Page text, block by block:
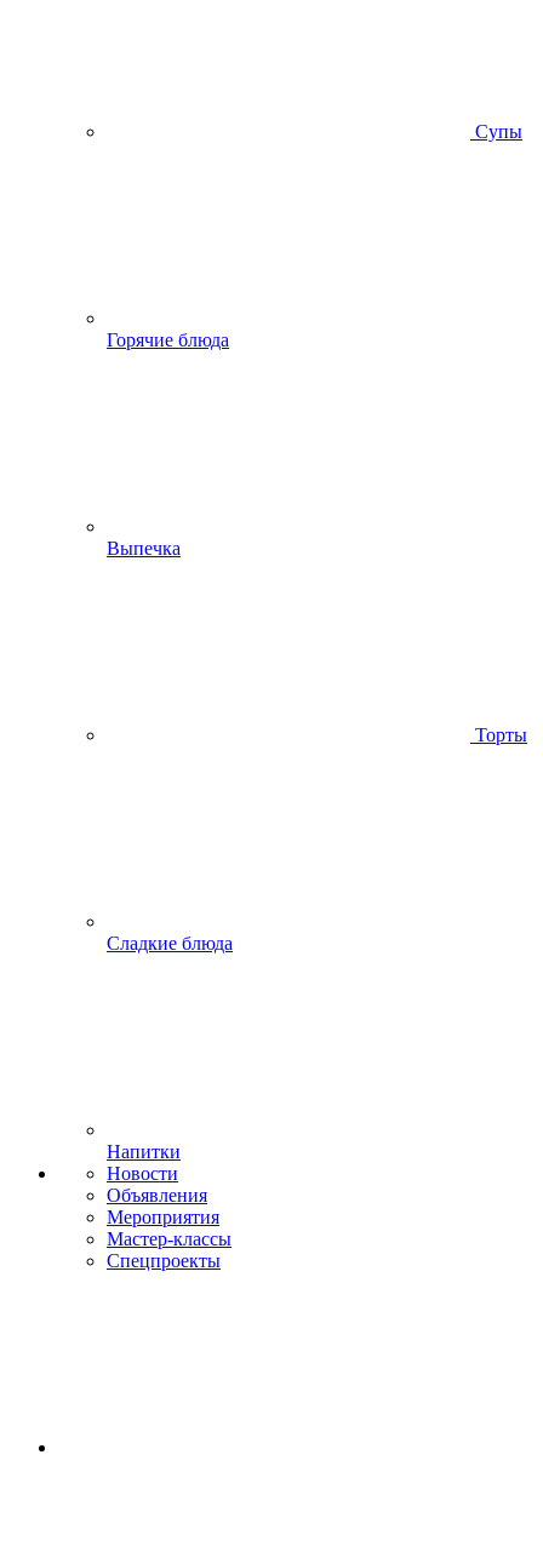
Супы
Горячие блюда
Выпечка
Торты
Сладкие блюда
Напитки
Новости
Объявления
Мероприятия
Мастер-классы
Спецпроекты